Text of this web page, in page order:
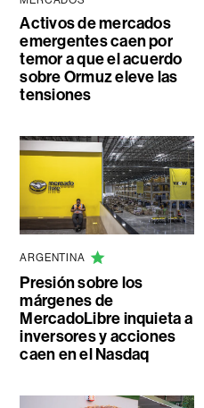
Activos de mercados
emergentes caen por
temor a que el acuerdo
sobre Ormuz eleve las
tensiones
ARGENTINA
Presión sobre los
márgenes de
MercadoLibre inquieta a
inversores y acciones
caen en el Nasdaq